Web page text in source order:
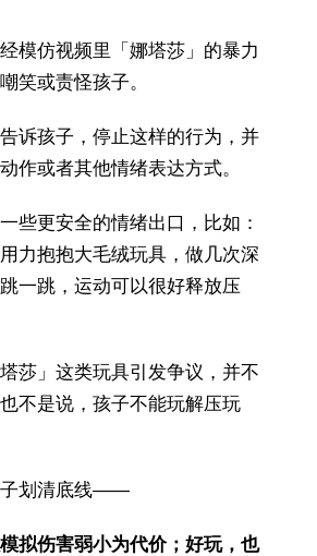
模仿视频里「娜塔莎」的暴力
笑或责怪孩子。
诉孩子，停止这样的行为，并
作或者其他情绪表达方式。
些更安全的情绪出口，比如：
力抱抱大毛绒玩具，做几次深
一跳，运动可以很好释放压
莎」这类玩具引发争议，并不
不是说，孩子不能玩解压玩
子划清底线——
拟伤害弱小为代价；好玩，也